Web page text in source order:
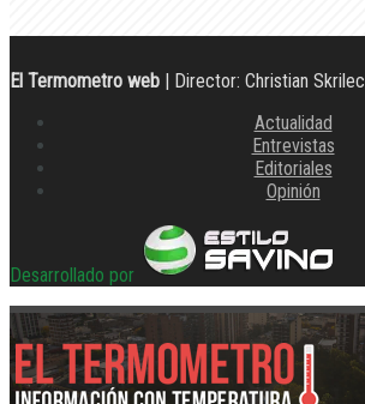
El Termometro web | Director: Christian Skrilec
Actualidad
Entrevistas
Editoriales
Opinión
Desarrollado por